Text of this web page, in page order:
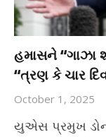
હમાસને “ગાઝા
“ત્રણ કે ચાર
October 1, 2025
યુએસ પ્રમુખ